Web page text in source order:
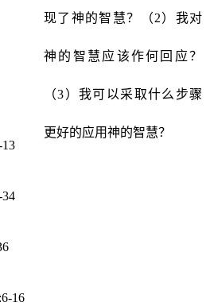
13
34
16
现了神的智慧？（2）我对
神的智慧应该作何回应？
（3）我可以采取什么步骤
更好的应用神的智慧？